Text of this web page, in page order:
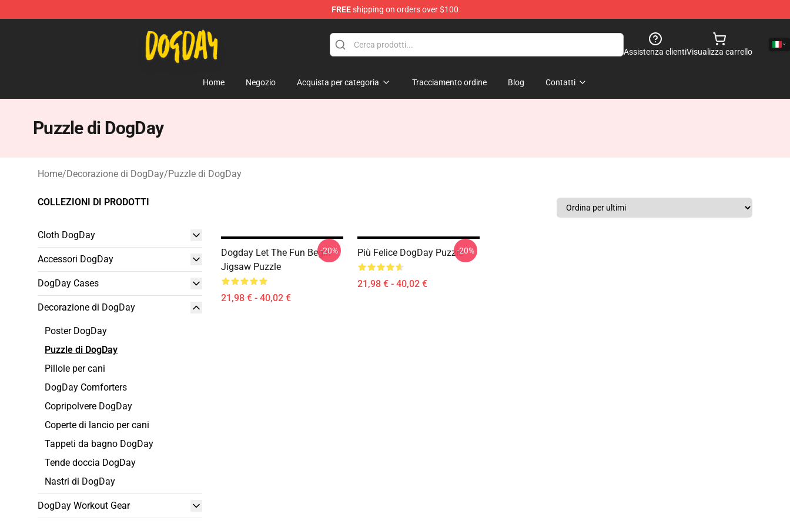
FREEshipping on orders over $100
DogDay Store - Official DogDay Merchandise Shop
Assistenza clientiVisualizza carrello
Home Negozio Acquista per categoria Tracciamento ordine Blog Contatti
Puzzle di DogDay
Home/Decorazione di DogDay/Puzzle di DogDay
COLLEZIONI DI PRODOTTI
Cloth DogDay
Accessori DogDay
DogDay Cases
Decorazione di DogDay
Poster DogDay
Puzzle di DogDay
Pillole per cani
DogDay Comforters
Copripolvere DogDay
Coperte di lancio per cani
Tappeti da bagno DogDay
Tende doccia DogDay
Nastri di DogDay
DogDay Workout Gear
Dogday Let The Fun Begin
Jigsaw Puzzle
21,98 € - 40,02 €
-20% Più Felice DogDay Puzzle
21,98 € - 40,02 €
-20%